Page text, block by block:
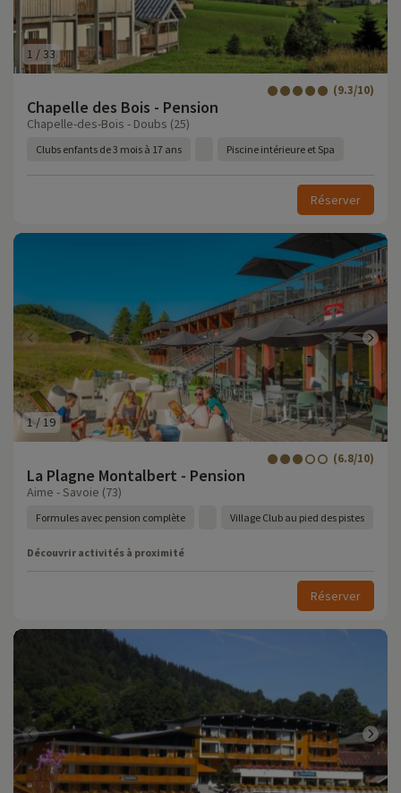
1 /33
Chapelle des Bois - Pension
(9.3/10)
Chapelle-des-Bois - Doubs (25)
Clubs enfants de 3 mois à 17 ans Piscine intérieure et Spa
Réserver
1/ 19
La Plagne Montalbert - Pension
(6.8/10)
Aime - Savoie (73)
Formules avec pension complète Village Club au pied des pistes
Découvrir activités à proximité
Réserver